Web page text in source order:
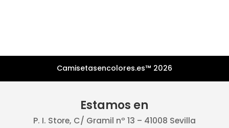
Camisetasencolores.es™ 2026
Estamos en
P. I. Store, C/ Gramil nº 13 – 41008 Sevilla